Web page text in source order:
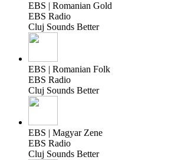
EBS | Romanian Gold
EBS Radio
Cluj Sounds Better
EBS | Romanian Folk
EBS Radio
Cluj Sounds Better
EBS | Magyar Zene
EBS Radio
Cluj Sounds Better